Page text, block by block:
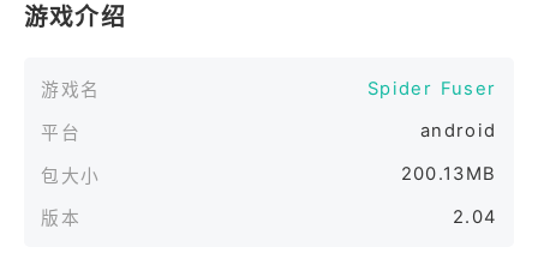
游戏介绍
游戏名 Spider Fuser
平台 android
包大小 200.13MB
版本 2.04